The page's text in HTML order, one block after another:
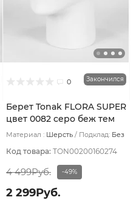
0 Закончился
Берет Tonak FLORA SUPER
цвет 0082 серо беж тем
Материал : Шерсть Подклад: Без
Код товара: TON00200160274
4 499Руб. -49%
2 299Руб.